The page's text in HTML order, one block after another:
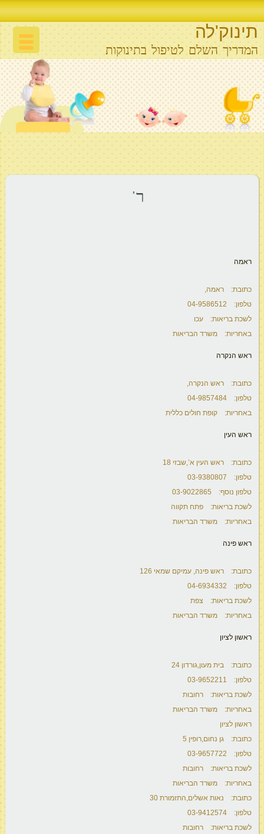
תינוק'לה
המדריך השלם לטיפול בתינוקות
ר’
ראמה
כתובת: ראמה,
טלפון: 04-9586512
לשכת בריאות: עכו
באחריות: משרד הבריאות
ראש הנקרה
כתובת: ראש הנקרה,
טלפון: 04-9857484
באחריות: קופת חולים כללית
ראש העין
כתובת: ראש העין א’,שבזי 18
טלפון: 03-9380807
טלפון נוסף: 03-9022865
לשכת בריאות: פתח תקווה
באחריות: משרד הבריאות
ראש פינה
כתובת: ראש פינה, עמיקם שמאי 126
טלפון: 04-6934332
לשכת בריאות: צפת
באחריות: משרד הבריאות
ראשון לציון
כתובת: בית מעון,גורדון 24
טלפון: 03-9652211
לשכת בריאות: רחובות
באחריות: משרד הבריאות
ראשון לציון
כתובת: גן נחום,רופין 5
טלפון: 03-9657722
לשכת בריאות: רחובות
באחריות: משרד הבריאות
כתובת: נאות אשלים,התזמורת 30
טלפון: 03-9412574
לשכת בריאות: רחובות